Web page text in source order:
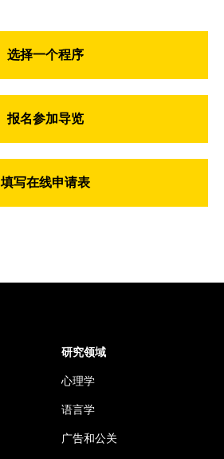
选择一个程序
报名参加导览
填写在线申请表
研究领域
心理学
语言学
广告和公关